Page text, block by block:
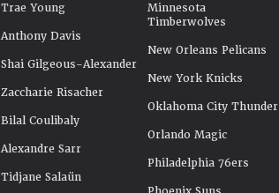
Trae Young
Anthony Davis
Shai Gilgeous-Alexander
Zaccharie Risacher
Bilal Coulibaly
Alexandre Sarr
Tidjane Salaün
Minnesota
Timberwolves
New Orleans Pelicans
New York Knicks
Oklahoma City Thunder
Orlando Magic
Philadelphia 76ers